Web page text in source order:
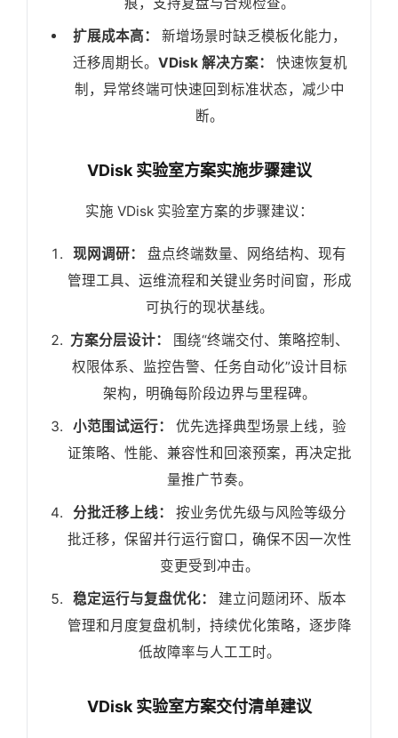
扩展成本高：
新增场景时缺乏模板化能力，
迁移周期长。 VDisk 解决方案：
快速恢复机
制，异常终端可快速回到标准状态，减少中
断。
VDisk 实验室方案实施步骤建议
实施 VDisk 实验室方案的步骤建议：
现网调研：
盘点终端数量、网络结构、现有
管理工具、运维流程和关键业务时间窗，形成
可执行的现状基线。
方案分层设计：
围绕“终端交付、策略控制、
权限体系、监控告警、任务自动化”设计目标
架构，明确每阶段边界与里程碑。
小范围试运行：
优先选择典型场景上线，验
证策略、性能、兼容性和回滚预案，再决定批
量推广节奏。
分批迁移上线：
按业务优先级与风险等级分
批迁移，保留并行运行窗口，确保不因一次性
变更受到冲击。
稳定运行与复盘优化：
建立问题闭环、版本
管理和月度复盘机制，持续优化策略，逐步降
低故障率与人工工时。
VDisk 实验室方案交付清单建议